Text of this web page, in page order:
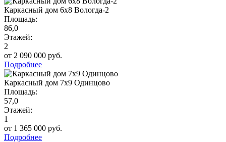
Каркасный дом 6х8 Вологда-2
Площадь:
86,0
Этажей:
2
от 2 090 000 руб.
Подробнее
Каркасный дом 7х9 Одинцово
Площадь:
57,0
Этажей:
1
от 1 365 000 руб.
Подробнее